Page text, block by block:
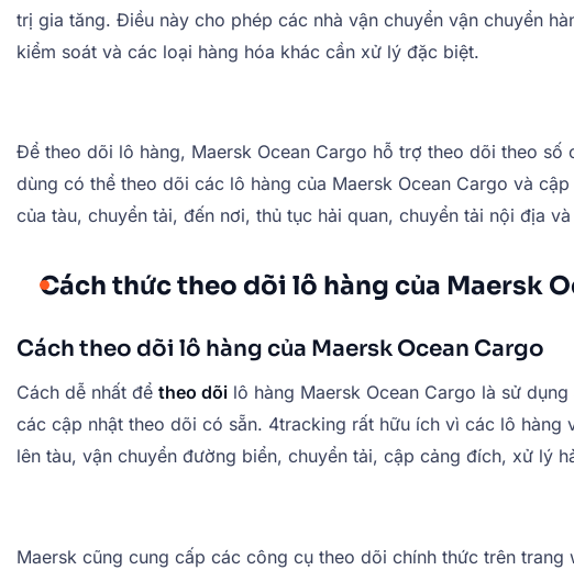
trị gia tăng. Điều này cho phép các nhà vận chuyển vận chuyển
kiểm soát và các loại hàng hóa khác cần xử lý đặc biệt.
Để theo dõi lô hàng, Maersk Ocean Cargo hỗ trợ theo dõi theo
dùng có thể theo dõi các lô hàng của Maersk Ocean Cargo và
của tàu, chuyển tải, đến nơi, thủ tục hải quan, chuyển tải nội địa
Cách thức theo dõi lô hàng của Maersk
Cách theo dõi lô hàng của Maersk Ocean Cargo
Cách dễ nhất để theo dõi lô hàng Maersk Ocean Cargo là sử dụng
các cập nhật theo dõi có sẵn. 4tracking rất hữu ích vì các lô
lên tàu, vận chuyển đường biển, chuyển tải, cập cảng đích, xử lý
Maersk cũng cung cấp các công cụ theo dõi chính thức trên